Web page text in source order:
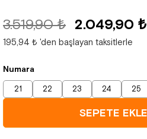
3.519,90 ₺ 2.049,90 ₺
195,94 ₺ 'den başlayan taksitlerle
Numara
21 22 23 24 25